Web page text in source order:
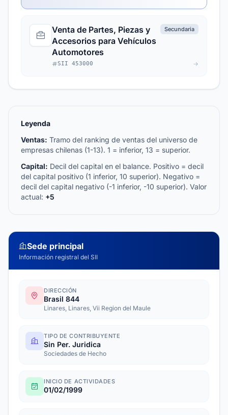
Venta de Partes, Piezas y
Accesorios para Vehículos
Automotores
Secundaria
SII 453000
Leyenda
Ventas: Tramo del ranking de ventas del universo de
empresas chilenas (1-13). 1 = inferior, 13 = superior.
Capital: Decil del capital en el balance. Positivo = decil
del capital positivo (1 inferior, 10 superior). Negativo =
decil del capital negativo (-1 inferior, -10 superior). Valor
actual: +5
Sede principal
Información registral del SII
DIRECCIÓN
Brasil 844
Linares, Linares, Vii Region del Maule
TIPO DE CONTRIBUYENTE
Sin Per. Juridica
Sociedades de Hecho
INICIO DE ACTIVIDADES
01/02/1999